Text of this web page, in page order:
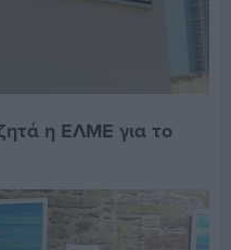
η ΕΛΜΕ για το